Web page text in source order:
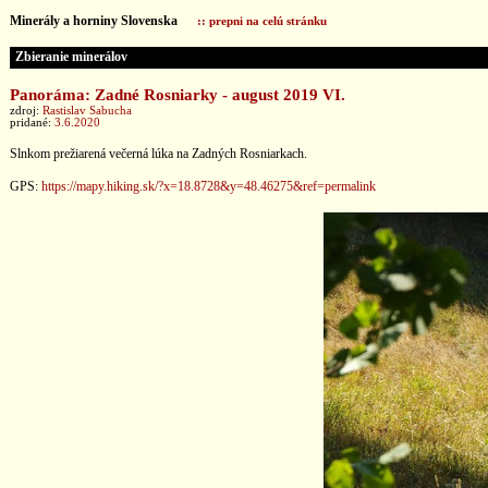
Minerály a horniny Slovenska :: prepni na celú stránku
Zbieranie minerálov
Panoráma: Zadné Rosniarky - august 2019 VI.
zdroj: Rastislav Sabucha
pridané: 3.6.2020
Slnkom prežiarená večerná lúka na Zadných Rosniarkach.
GPS: https://mapy.hiking.sk/?x=18.8728&y=48.46275&ref=permalink